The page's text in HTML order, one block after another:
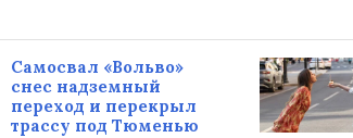
Самосвал «Вольво»
снес надземный
переход и перекрыл
трассу под Тюменью